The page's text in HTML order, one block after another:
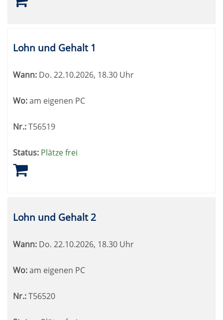
Lohn und Gehalt 1
Wann: Do. 22.10.2026, 18.30 Uhr
Wo:am eigenen PC
Nr.:T56519
Status: Plätze frei
Lohn und Gehalt 2
Wann: Do. 22.10.2026, 18.30 Uhr
Wo:am eigenen PC
Nr.:T56520